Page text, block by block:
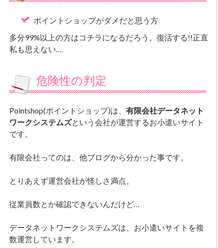
ポイントショップがダメだと思う方
多分99%以上の方はコチラになるだろう。復活する!!正直
私も思えない…
危険性の判定
Pointshop(ポイントショップ)は、 有限会社データネット
ワークシステムズという会社が運営するお小遣いサイト
です。
有限会社ってのは、他ブログから分かった事です。
とりあえず運営会社が怪しさ満点。
従業員数とか確認できないんだけど…
データネットワークシステムズは、お小遣いサイトを複
数運営しています。